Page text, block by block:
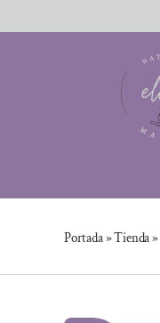
al
Portada»Tienda»